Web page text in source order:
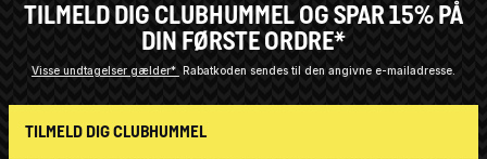
TILMELD DIG CLUBHUMMEL OG SPAR 15% PÅ
DIN FØRSTE ORDRE*
Visse undtagelser gælder* Rabatkoden sendes til den angivne e-mailadresse.
TILMELD DIG CLUBHUMMEL